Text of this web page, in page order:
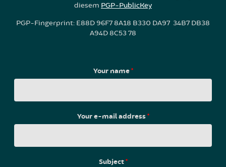
diesem PGP-PublicKey
PGP-Fingerprint: E88D 96F7 8A18 B330 DA97 34B7 DB38
A94D 8C53 78
Your name*
Your e-mail address*
Subject*